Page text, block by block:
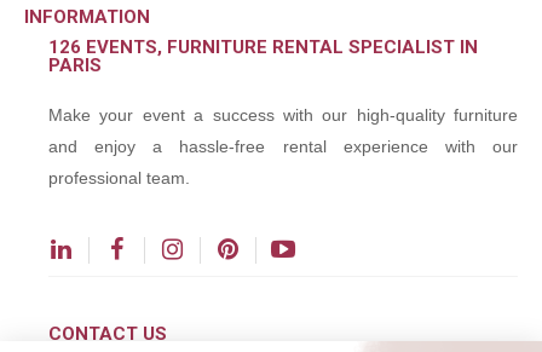
INFORMATION
126 EVENTS, FURNITURE RENTAL SPECIALIST IN
PARIS
Make your event a success with our high-quality furniture
and enjoy a hassle-free rental experience with our
professional team.
CONTACT US